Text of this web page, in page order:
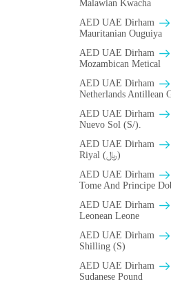
Malawian Kwacha
AED UAE Dirham
Mauritanian Ouguiya
AED UAE Dirham
Mozambican Metical
AED UAE Dirham
Netherlands Antillean
AED UAE Dirham
Nuevo Sol (S/).
AED UAE Dirham
Riyal (﷼)
AED UAE Dirham
Tome And Principe
AED UAE Dirham
Leonean Leone
AED UAE Dirham
Shilling (S)
AED UAE Dirham
Sudanese Pound